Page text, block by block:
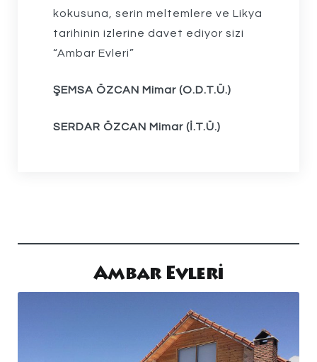
kokusuna, serin meltemlere ve Likya
tarihinin izlerine davet ediyor sizi
“Ambar Evleri”
ŞEMSA ÖZCAN Mimar (O.D.T.Ü.)
SERDAR ÖZCAN Mimar (İ.T.Ü.)
Ambar Evleri